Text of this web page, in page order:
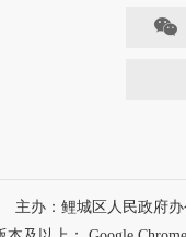
主办：鲤城区人民政府